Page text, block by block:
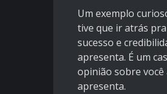
Um exemplo
tive que ir atrás
sucesso e
apresenta. É um
opinião sobre você
apresenta.